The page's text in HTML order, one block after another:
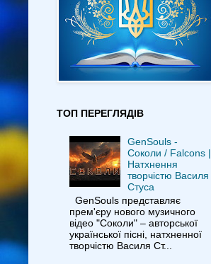
ТОП ПЕРЕГЛЯДІВ
GenSouls -
Соколи / Falcons |
Натхнення
творчістю Василя
Стуса
GenSouls представляє
прем'єру нового музичного
відео "Соколи" – авторської
української пісні, натхненної
творчістю Василя Ст...